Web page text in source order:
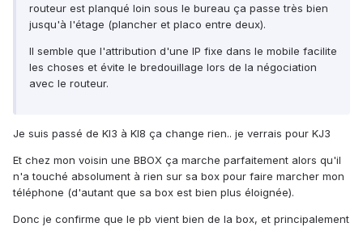
routeur est planqué loin sous le bureau ça passe très bien
jusqu'à l'étage (plancher et placo entre deux).
Il semble que l'attribution d'une IP fixe dans le mobile facilite
les choses et évite le bredouillage lors de la négociation
avec le routeur.
Je suis passé de KI3 à KI8 ça change rien.. je verrais pour KJ3
Et chez mon voisin une BBOX ça marche parfaitement alors qu'il
n'a touché absolument à rien sur sa box pour faire marcher mon
téléphone (d'autant que sa box est bien plus éloignée).
Donc je confirme que le pb vient bien de la box, et principalement